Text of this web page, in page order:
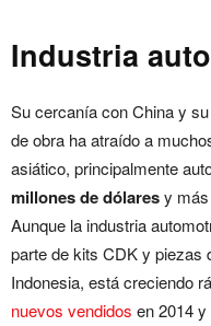
Industria
Su cercanía con China y
de obra ha atraído a
asiático, principalmente
millones de dólaresy
Aunque la industria
parte de kits CDK y piezas
Indonesia, está creciendo
nuevos vendidos en 2014 y